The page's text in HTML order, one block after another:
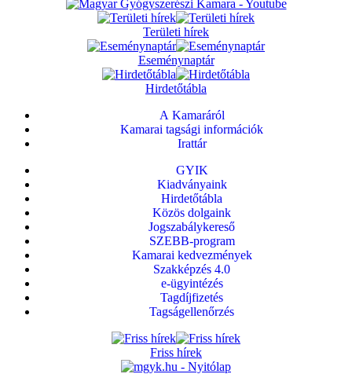
Területi hírek
Eseménynaptár
Hirdetőtábla
A Kamaráról
Kamarai tagsági információk
Irattár
GYIK
Kiadványaink
Hirdetőtábla
Közös dolgaink
Jogszabálykereső
SZEBB-program
Kamarai kedvezmények
Szakképzés 4.0
e-ügyintézés
Tagdíjfizetés
Tagságellenőrzés
Friss hírek